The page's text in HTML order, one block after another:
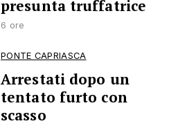
presunta truffatrice
6 ore
PONTE CAPRIASCA
Arrestati dopo un
tentato furto con
scasso